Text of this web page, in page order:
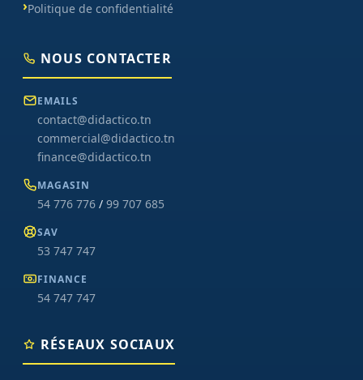
Politique de confidentialité
NOUS CONTACTER
EMAILS
contact@didactico.tn
commercial@didactico.tn
finance@didactico.tn
MAGASIN
54 776 776 / 99 707 685
SAV
53 747 747
FINANCE
54 747 747
RÉSEAUX SOCIAUX